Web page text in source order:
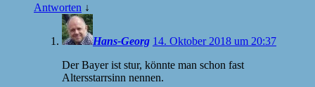
Antworten ↓
Hans-Georg 14. Oktober 2018 um 20:37
Der Bayer ist stur, könnte man schon fast
Altersstarrsinn nennen.